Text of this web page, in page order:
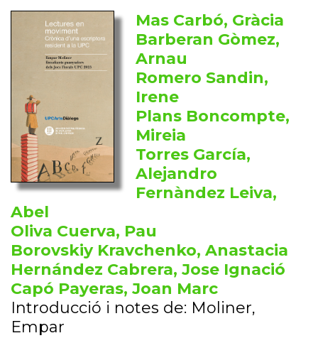
Mas Carbó, Gràcia
Barberan Gòmez,
Arnau
Romero Sandin,
Irene
Plans Boncompte,
Mireia
Torres García,
Alejandro
Fernàndez Leiva,
Abel
Oliva Cuerva, Pau
Borovskiy Kravchenko, Anastacia
Hernández Cabrera, Jose Ignació
Capó Payeras, Joan Marc
Introducció i notes de: Moliner,
Empar